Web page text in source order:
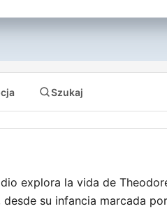
Szukaj
explora la vida de
desde su infancia marcada